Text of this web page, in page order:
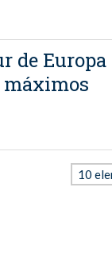
de Europa
máximos
10